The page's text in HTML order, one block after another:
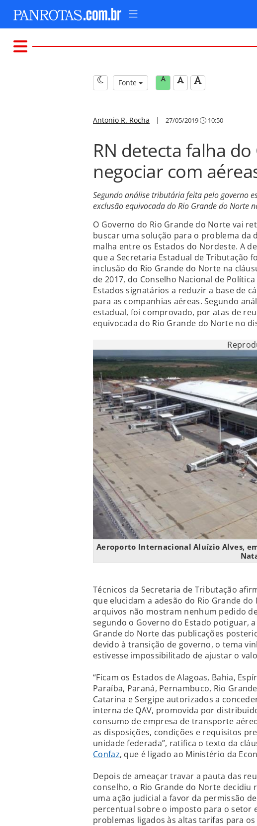
Fonte
Antonio R. Rocha | 27/05/2019 10:50
RN detecta falha do
negociar com
Segundo análise tributária feita pelo governo
exclusão equivocada do Rio Grande do Norte
O Governo do Rio Grande do Norte vai
buscar uma solução para o problema da
malha entre os Estados do Nordeste. A
que a Secretaria Estadual de Tributação
inclusão do Rio Grande do Norte na
de 2017, do Conselho Nacional de
Estados signatários a reduzir a base de
para as companhias aéreas. Segundo
estadual, foi comprovado, por atas de
equivocada do Rio Grande do Norte no
Aeroporto Internacional Aluízio Alves,
Técnicos da Secretaria de Tributação
que elucidam a adesão do Rio Grande
arquivos não mostram nenhum pedido
segundo o Governo do Estado potiguar,
Grande do Norte das publicações
devido à transição de governo, o tema
estivesse impossibilitado de ajustar o
“Ficam os Estados de Alagoas, Bahia,
Paraíba, Paraná, Pernambuco, Rio
Catarina e Sergipe autorizados a
interna de QAV, promovida por
consumo de empresa de transporte
as disposições, condições e requisitos
unidade federada”, ratifica o texto da
Confaz, que é ligado ao Ministério da
Depois de ameaçar travar a pauta das
conselho, o Rio Grande do Norte
uma ação judicial a favor da permissão
percentual sobre o imposto para o setor
problemas ligados às altas tarifas para